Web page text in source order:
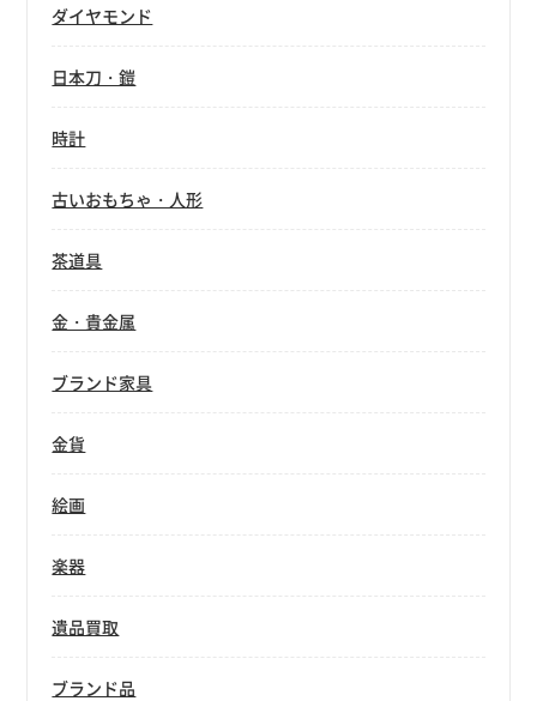
ダイヤモンド
日本刀・鎧
時計
古いおもちゃ・人形
茶道具
金・貴金属
ブランド家具
金貨
絵画
楽器
遺品買取
ブランド品